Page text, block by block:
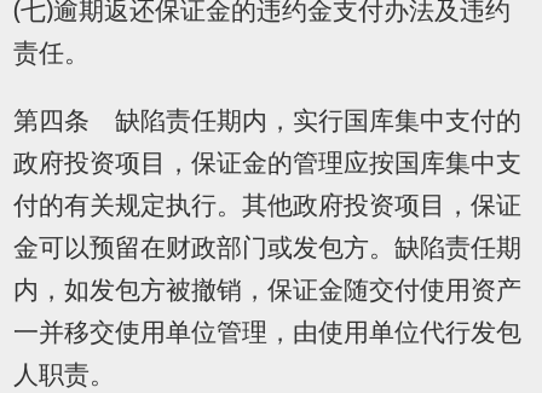
(七)逾期返还保证金的违约金支付办法及违约
责任。
第四条 缺陷责任期内，实行国库集中支付的
政府投资项目，保证金的管理应按国库集中支
付的有关规定执行。其他政府投资项目，保证
金可以预留在财政部门或发包方。缺陷责任期
内，如发包方被撤销，保证金随交付使用资产
一并移交使用单位管理，由使用单位代行发包
人职责。